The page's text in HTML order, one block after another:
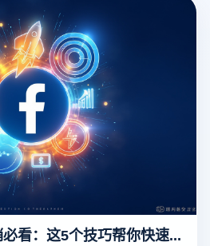
Facebook群组营销必看：这5个技巧帮你快速引爆社群转化